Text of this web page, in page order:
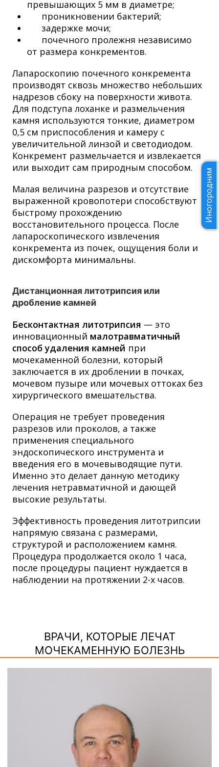
превышающих 5 мм в диаметре;
проникновении бактерий;
задержке мочи;
почечного пролежня независимо
от размера конкрементов.
Лапароскопию почечного конкремента
производят сквозь множество небольших
надрезов сбоку на поверхности живота.
Для подступа лоханке и размельчения
камня используются тонкие, диаметром
0,5 см приспособления и камеру с
увеличительной линзой и светодиодом.
Конкремент размельчается и извлекается
или выходит сам природным способом.
Малая величина разрезов и отсутствие
выраженной кровопотери способствуют
быстрому прохождению
восстановительного процесса. После
лапароскопического извлечения
конкремента из почек, ощущения боли и
дискомфорта минимальны.
Дистанционная литотрипсия или
дробление камней
Бесконтактная литотрипсия — это
инновационный малотравматичный
способ удаления камней при
мочекаменной болезни, который
заключается в их дроблении в почках,
мочевом пузыре или мочевых оттоках без
хирургического вмешательства.
Операция не требует проведения
разрезов или проколов, а также
применения специального
эндоскопического инструмента и
введения его в мочевыводящие пути.
Именно это делает данную методику
лечения нетравматичной и дающей
высокие результаты.
Эффективность проведения литотрипсии
напрямую связана с размерами,
структурой и расположением камня.
Процедура продолжается около 1 часа,
после процедуры пациент нуждается в
наблюдении на протяжении 2-х часов.
ВРАЧИ, КОТОРЫЕ ЛЕЧАТ
МОЧЕКАМЕННУЮ БОЛЕЗНЬ
Иногородним